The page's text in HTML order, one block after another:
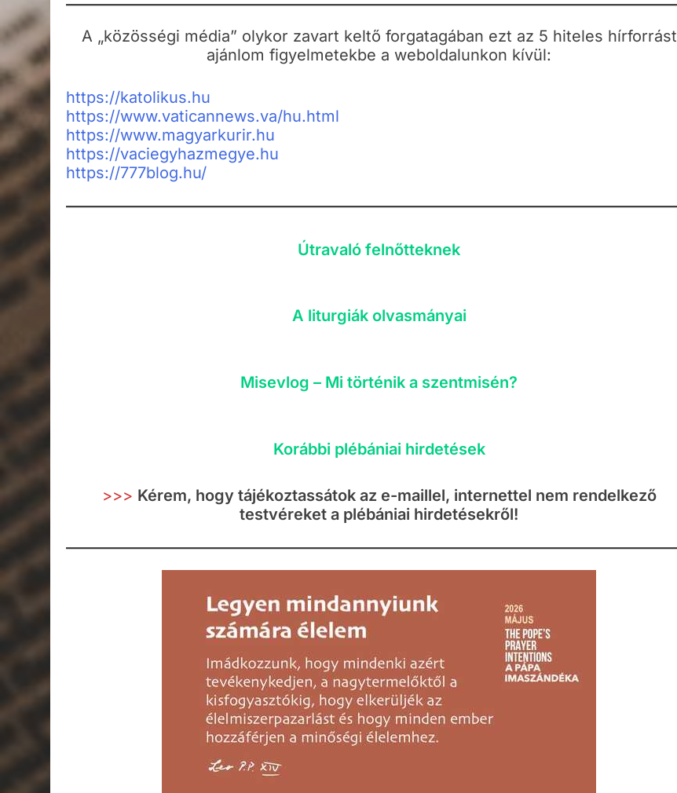
A „közösségi média” olykor zavart keltő forgatagában ezt az 5 hiteles hírforrást
ajánlom figyelmetekbe a weboldalunkon kívül:
https://katolikus.hu
https://www.vaticannews.va/hu.html
https://www.magyarkurir.hu
https://vaciegyhazmegye.hu
https://777blog.hu/
Útravaló felnőtteknek
A liturgiák olvasmányai
Misevlog – Mi történik a szentmisén?
Korábbi plébániai hirdetések
>>> Kérem, hogy tájékoztassátok az e-maillel, internettel nem rendelkező
testvéreket a plébániai hirdetésekről!